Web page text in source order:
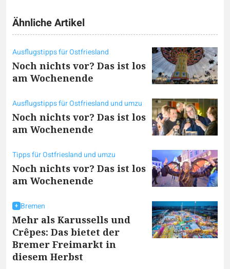
Ähnliche Artikel
Ausflugstipps für Ostfriesland
Noch nichts vor? Das ist los
am Wochenende
Ausflugstipps für Ostfriesland und umzu
Noch nichts vor? Das ist los
am Wochenende
Tipps für Ostfriesland und umzu
Noch nichts vor? Das ist los
am Wochenende
Bremen
Mehr als Karussells und
Crêpes: Das bietet der
Bremer Freimarkt in
diesem Herbst